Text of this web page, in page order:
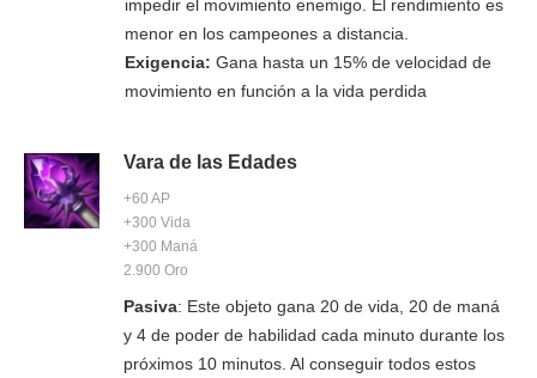
impedir el movimiento enemigo. El rendimiento es
menor en los campeones a distancia.
Exigencia: Gana hasta un 15% de velocidad de
movimiento en función a la vida perdida
Vara de las Edades
+60 AP
+300 Vida
+300 Maná
2.900 Oro
Pasiva: Este objeto gana 20 de vida, 20 de maná
y 4 de poder de habilidad cada minuto durante los
próximos 10 minutos. Al conseguir todos estos